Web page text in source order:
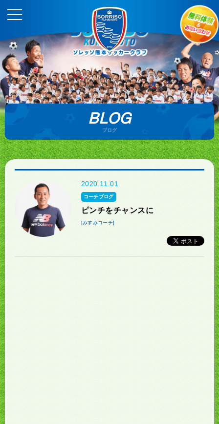
BLOG
ブログ
2020.11.01
コーチブログ
ピンチをチャンスに
[みすみコーチ]